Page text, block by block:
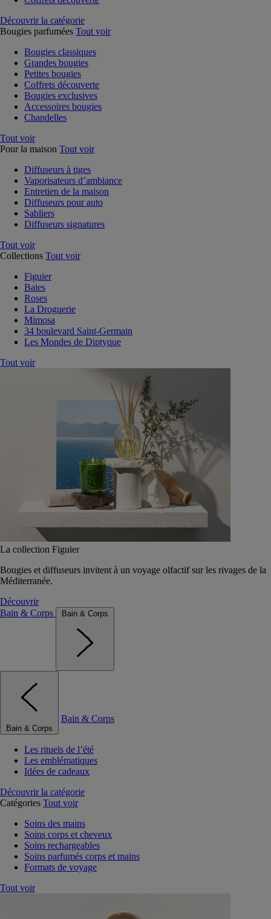
Découvrir la catégorie
Bougies parfumées Tout voir
Bougies classiques
Grandes bougies
Petites bougies
Coffrets découverte
Bougies exclusives
Accessoires bougies
Chandelles
Tout voir
Pour la maison Tout voir
Diffuseurs à tiges
Vaporisateurs d’ambiance
Entretien de la maison
Diffuseurs pour auto
Sabliers
Diffuseurs signatures
Tout voir
Collections Tout voir
Figuier
Baies
Roses
La Droguerie
Mimosa
34 boulevard Saint-Germain
Les Mondes de Diptyque
Tout voir
La collection Figuier
Bougies et diffuseurs invitent à un voyage olfactif sur les rivages de la
Méditerranée.
Découvrir
Bain & Corps
Bain & Corps
Bain & Corps
Bain & Corps
Les rituels de l’été
Les emblématiques
Idées de cadeaux
Découvrir la catégorie
Catégories Tout voir
Soins des mains
Soins corps et cheveux
Soins rechargeables
Soins parfumés corps et mains
Formats de voyage
Tout voir